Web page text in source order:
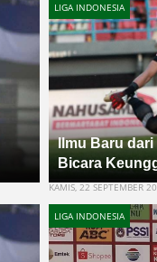
LIGA INDONESIA
Ilmu Baru dari
Bicara
KAMIS, 22 SEPTEMBER
LIGA INDONESIA